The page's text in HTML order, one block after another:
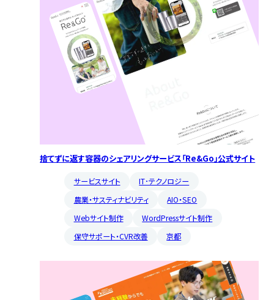
捨てずに返す容器のシェアリングサービス「Re&Go」公式サイト
サービスサイト
IT･テクノロジー
農業・サスティナビリティ
AIO・SEO
Webサイト制作
WordPressサイト制作
保守サポート・CVR改善
京都